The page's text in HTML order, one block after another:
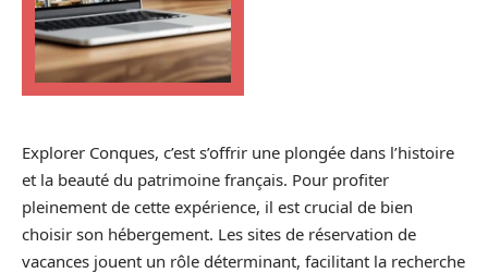
Explorer Conques, c’est s’offrir une plongée dans l’histoire
et la beauté du patrimoine français. Pour profiter
pleinement de cette expérience, il est crucial de bien
choisir son hébergement. Les sites de réservation de
vacances jouent un rôle déterminant, facilitant la recherche